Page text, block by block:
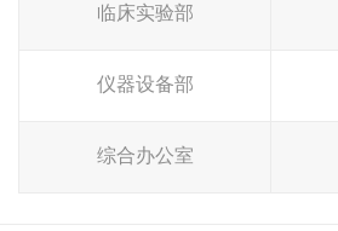
临床实验部
仪器设备部
综合办公室